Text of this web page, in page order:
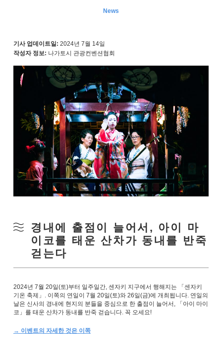
News
기사 업데이트일: 2024년 7월 14일
작성자 정보: 나가토시 관광컨벤션협회
경내에 출점이 늘어서, 아이 마
이코를 태운 산차가 동내를 반죽
걷는다
2024년 7월 20일(토)부터 일주일간, 센자키 지구에서 행해지는 「센자키
기온 축제」. 이쪽의 연일이 7월 20일(토)와 26일(금)에 개최됩니다. 연일의
날은 신사의 경내에 현지의 분들을 중심으로 한 출점이 늘어서, 「아이 마이
코」를 태운 산차가 동내를 반죽 걷습니다. 꼭 오세요!
→ 이벤트의 자세한 것은 이쪽